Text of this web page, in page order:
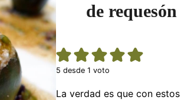
de
5 desde 1 voto
La verdad es que con